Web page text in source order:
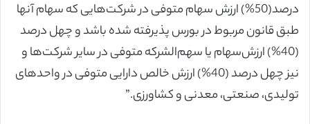
درصد(50%) ارزش سهام متوفی در شرکت‌هایی که سهام آنها
طبق قانون مربوط در بورس پذیرفته شده باشد و چهل درصد
(40%) ارزش‌سهام یا سهم‌الشرکه متوفی در سایر شرکت‌ها و
نیز چهل درصد (40%) ارزش خالص دارایی متوفی در واحدهای
تولیدی، صنعتی، معدنی و کشاورزی.”